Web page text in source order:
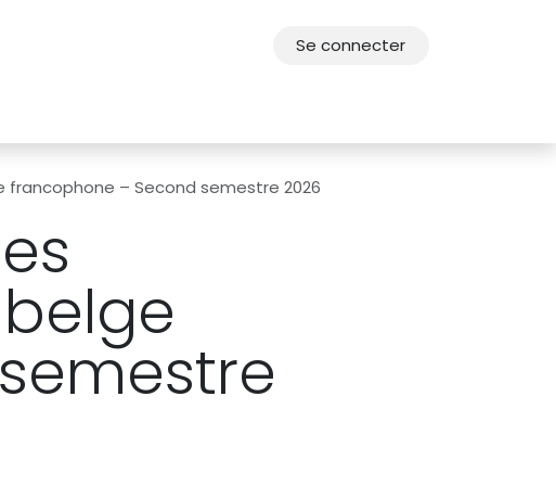
Se connecter
francophone – Second semestre 2026